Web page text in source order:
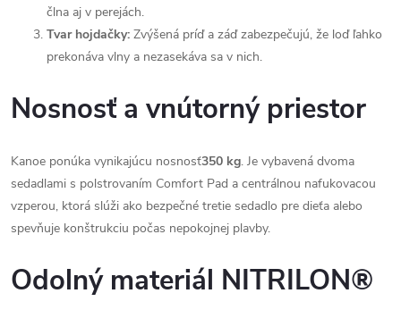
člna aj v perejách.
Tvar hojdačky: Zvýšená príď a záď zabezpečujú, že loď ľahko
prekonáva vlny a nezasekáva sa v nich.
Nosnosť a vnútorný priestor
Kanoe ponúka vynikajúcu nosnosť350 kg. Je vybavená dvoma
sedadlami s polstrovaním Comfort Pad a centrálnou nafukovacou
vzperou, ktorá slúži ako bezpečné tretie sedadlo pre dieťa alebo
spevňuje konštrukciu počas nepokojnej plavby.
Odolný materiál NITRILON®